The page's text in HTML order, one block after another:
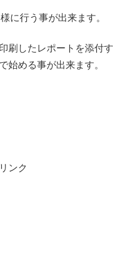
に行う事が出来ます。
刷したレポートを添付す
始める事が出来ます。
ンク